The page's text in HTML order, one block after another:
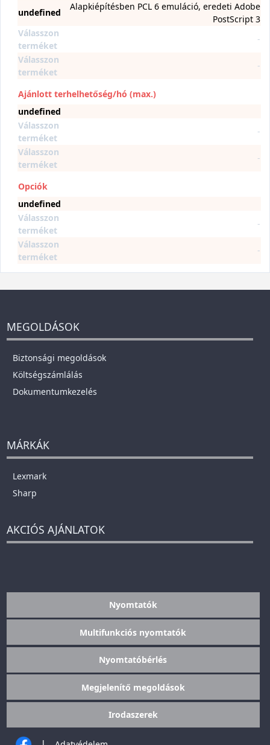
undefined
Alapkiépítésben PCL 6 emuláció, eredeti Adobe
PostScript 3
Válasszon
terméket
-
Válasszon
terméket
-
Ajánlott terhelhetőség/hó (max.)
undefined
Válasszon
terméket
-
Válasszon
terméket
-
Opciók
undefined
Válasszon
terméket
-
Válasszon
terméket
-
MEGOLDÁSOK
Biztonsági megoldások
Költségszámlálás
Dokumentumkezelés
MÁRKÁK
Lexmark
Sharp
AKCIÓS AJÁNLATOK
Nyomtatók
Multifunkciós nyomtatók
Nyomtatóbérlés
Megjelenítő megoldások
Irodaszerek